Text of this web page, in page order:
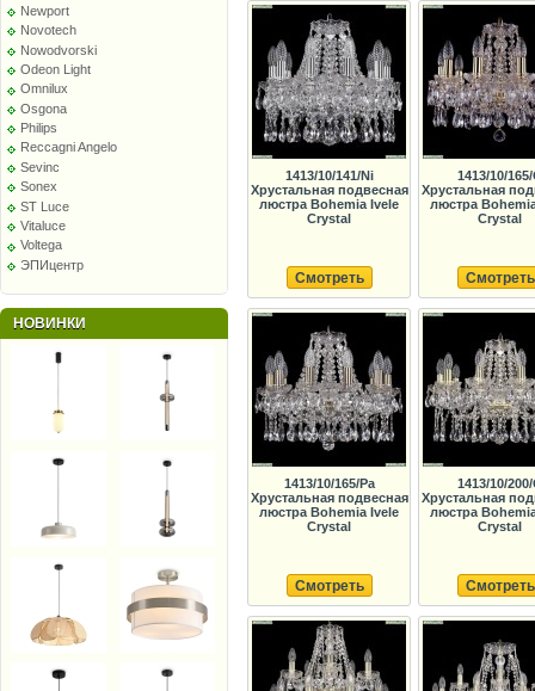
Newport
Novotech
Nowodvorski
Odeon Light
Omnilux
Osgona
Philips
Reccagni Angelo
Sevinc
Sonex
ST Luce
Vitaluce
Voltega
ЭПИцентр
НОВИНКИ
1413/10/141/Ni
Хрустальная подвесная
люстра Bohemia Ivele
Crystal
Смотреть
1413/10/165/
Хрустальная
люстра
Crystal
Смотреть
1413/10/165/Pa
Хрустальная подвесная
люстра Bohemia Ivele
Crystal
Смотреть
1413/10/200/
Хрустальная
люстра
Crystal
Смотреть